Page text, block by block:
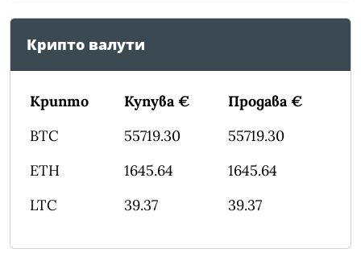
Крипто валути
Крипто Купува €
Продава €
BTC
55719.30
55719.30
ETH
1645.64
1645.64
LTC
39.37 39.37